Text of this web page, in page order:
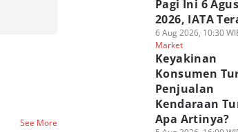
See More
Pagi Ini 6
2026, IATA
6 Aug 2026, 10:30
Market
Keyakinan
Konsumen
Penjualan
Kendaraan
Apa Artinya?